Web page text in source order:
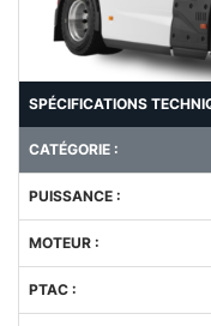
SPÉCIFICATIONS
CATÉGORIE :
PUISSANCE :
MOTEUR :
PTAC :